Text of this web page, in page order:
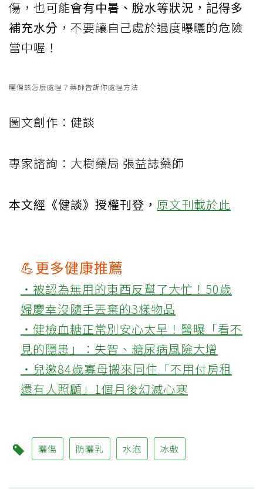
傷，也可能會有中暑、脫水等狀況，記得多
補充水分 ，不要讓自己處於過度曝曬的危險
當中喔！
曬傷該怎麼處理？藥師告訴你處理方法
圖文創作：健談
專家諮詢：大樹藥局 張益誌藥師
本文經《健談》授權刊登， 原文刊載於此
💪更多健康推薦
‧被認為無用的東西反幫了大忙！50歲
婦慶幸沒隨手丟棄的3樣物品
‧健檢血糖正常別安心太早！醫曝「看不
見的隱患」：失智、糖尿病風險大增
‧兒邀84歲寡母搬來同住「不用付房租
還有人照顧」1個月後幻滅心寒
曬傷 防曬乳 水泡 冰敷